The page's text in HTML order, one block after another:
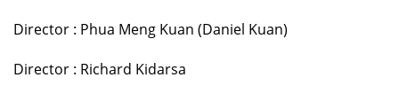
Director : Phua Meng Kuan (Daniel Kuan)
Director : Richard Kidarsa